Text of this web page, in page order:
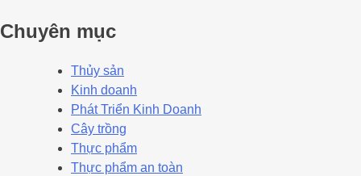
Chuyên mục
Thủy sản
Kinh doanh
Phát Triển Kinh Doanh
Cây trồng
Thực phẩm
Thực phẩm an toàn